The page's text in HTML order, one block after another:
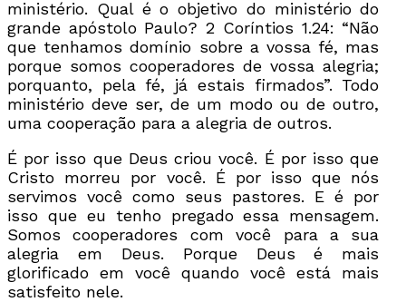
ministério. Qual é o objetivo do ministério do
grande apóstolo Paulo? 2 Coríntios 1.24: “Não
que tenhamos domínio sobre a vossa fé, mas
porque somos cooperadores de vossa alegria;
porquanto, pela fé, já estais firmados”. Todo
ministério deve ser, de um modo ou de outro,
uma cooperação para a alegria de outros.
É por isso que Deus criou você. É por isso que
Cristo morreu por você. É por isso que nós
servimos você como seus pastores. E é por
isso que eu tenho pregado essa mensagem.
Somos cooperadores com você para a sua
alegria em Deus. Porque Deus é mais
glorificado em você quando você está mais
satisfeito nele.